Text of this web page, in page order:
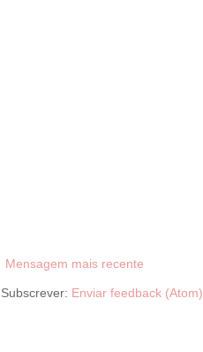
Mensagem mais recente
Subscrever: Enviar feedback (Atom)